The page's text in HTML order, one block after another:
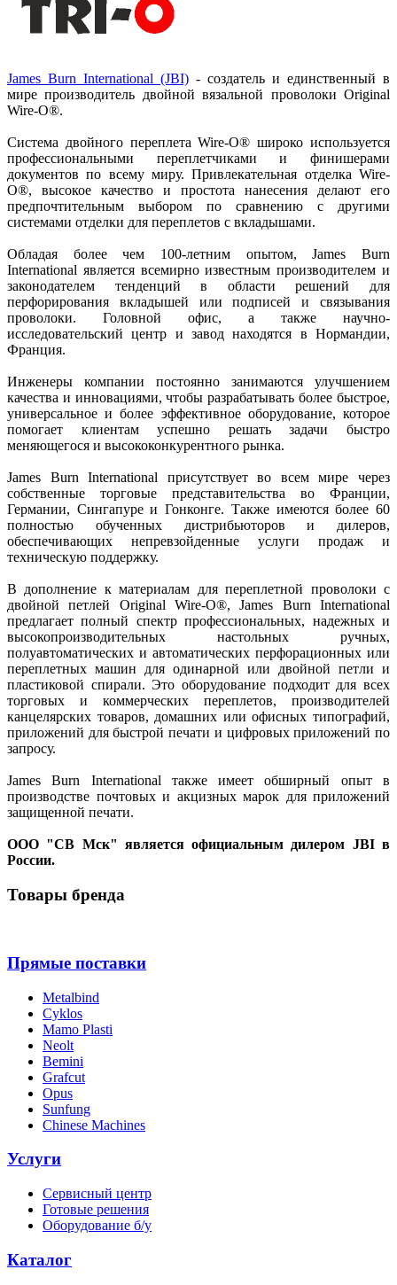
James Burn International (JBI) - создатель и единственный в
мире производитель двойной вязальной проволоки Original
Wire-O®.
Система двойного переплета Wire-O® широко используется
профессиональными переплетчиками и финишерами
документов по всему миру. Привлекательная отделка Wire-
O®, высокое качество и простота нанесения делают его
предпочтительным выбором по сравнению с другими
системами отделки для переплетов с вкладышами.
Обладая более чем 100-летним опытом, James Burn
International является всемирно известным производителем и
законодателем тенденций в области решений для
перфорирования вкладышей или подписей и связывания
проволоки. Головной офис, а также научно-
исследовательский центр и завод находятся в Нормандии,
Франция.
Инженеры компании постоянно занимаются улучшением
качества и инновациями, чтобы разрабатывать более быстрое,
универсальное и более эффективное оборудование, которое
помогает клиентам успешно решать задачи быстро
меняющегося и высококонкурентного рынка.
James Burn International присутствует во всем мире через
собственные торговые представительства во Франции,
Германии, Сингапуре и Гонконге. Также имеются более 60
полностью обученных дистрибьюторов и дилеров,
обеспечивающих непревзойденные услуги продаж и
техническую поддержку.
В дополнение к материалам для переплетной проволоки с
двойной петлей Original Wire-O®, James Burn International
предлагает полный спектр профессиональных, надежных и
высокопроизводительных настольных ручных,
полуавтоматических и автоматических перфорационных или
переплетных машин для одинарной или двойной петли и
пластиковой спирали. Это оборудование подходит для всех
торговых и коммерческих переплетов, производителей
канцелярских товаров, домашних или офисных типографий,
приложений для быстрой печати и цифровых приложений по
запросу.
James Burn International также имеет обширный опыт в
производстве почтовых и акцизных марок для приложений
защищенной печати.
ООО "СВ Мск" является официальным дилером JBI в
России.
Товары бренда
Прямые поставки
Metalbind
Cyklos
Mamo Plasti
Neolt
Bemini
Grafcut
Opus
Sunfung
Chinese Machines
Услуги
Сервисный центр
Готовые решения
Оборудование б/у
Каталог